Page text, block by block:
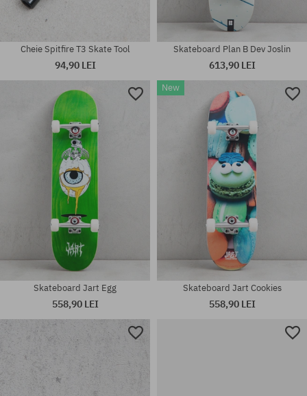
mărime universală
Mărimi existente:
mărime universală
Cheie Spitfire T3 Skate Tool
94,90 LEI
Skateboard Plan B Dev Joslin
613,90 LEI
Skateboard Jart Egg
558,90 LEI
New
Skateboard Jart Cookies
558,90 LEI